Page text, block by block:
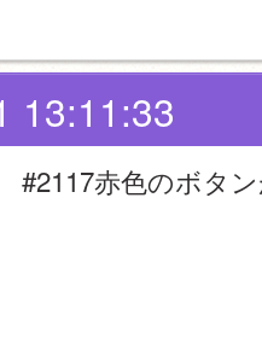
13:11:33
#2117赤色のボタ